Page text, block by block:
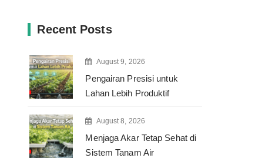
Recent Posts
August 9, 2026
Pengairan Presisi untuk
Lahan Lebih Produktif
August 8, 2026
Menjaga Akar Tetap Sehat di
Sistem Tanam Air